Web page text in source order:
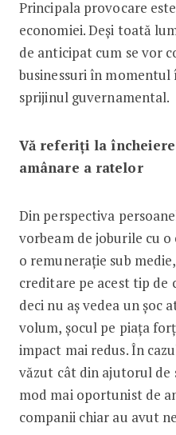
Principala provocare
economiei. Deși toată
de anticipat cum se vor
businessuri în momentul
sprijinul guvernamental.
Vă referiți la
amânare a ratelor
Din perspectiva
vorbeam de joburile cu o
o remunerație sub
creditare pe acest tip de
deci nu aș vedea un șoc
volum, șocul pe piața
impact mai redus. În
văzut cât din ajutorul
mod mai oportunist de
companii chiar au avut